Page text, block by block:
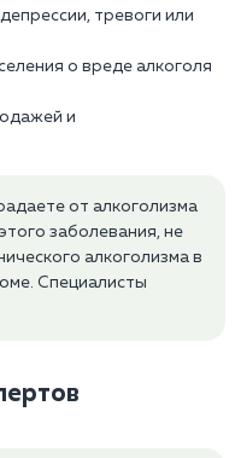
тревоги или
о вреде алкоголя
и
от алкоголизма
заболевания, не
алкоголизма в
Специалисты